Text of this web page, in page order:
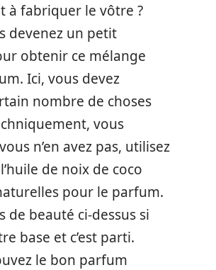
à fabriquer le vôtre ?
devenez un petit
obtenir ce mélange
Ici, vous devez
nombre de choses
vous
n’en avez pas, utilisez
de noix de coco
pour le parfum.
beauté ci-dessus si
base et c’est parti.
le bon parfum